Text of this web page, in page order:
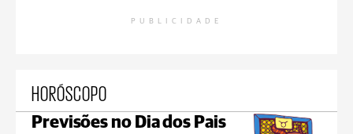
PUBLICIDADE
HORÓSCOPO
Previsões no Dia dos Pais